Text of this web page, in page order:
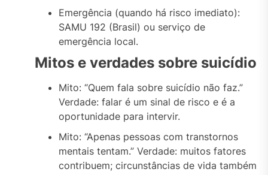
Emergência (quando há risco imediato):
SAMU 192 (Brasil) ou serviço de
emergência local.
Mitos e verdades sobre suicídio
Mito: “Quem fala sobre suicídio não faz.”
Verdade: falar é um sinal de risco e é a
oportunidade para intervir.
Mito: “Apenas pessoas com transtornos
mentais tentam.” Verdade: muitos fatores
contribuem; circunstâncias de vida também